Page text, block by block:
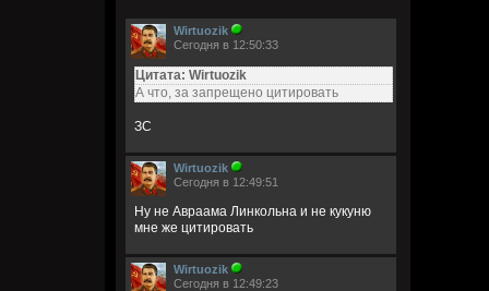
Wirtuozik
Сегодня в 12:50:33
Цитата: Wirtuozik
А что, за запрещено цитировать
ЗС
Wirtuozik
Сегодня в 12:49:51
Ну не Авраама Линкольна и не кукуню
мне же цитировать
Wirtuozik
Сегодня в 12:49:23